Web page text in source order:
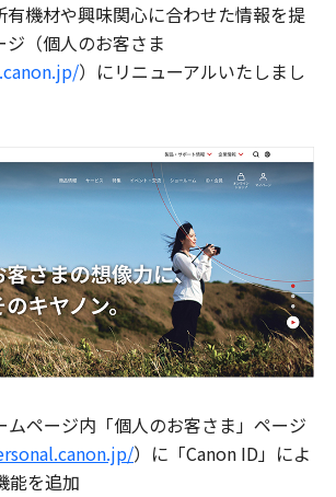
有機材や興味関心に合わせた情報を提
（個人のお客さま
）にリニューアルいたしまし
ムページ内「個人のお客さま」ページ
）に「Canon ID」によ
能を追加